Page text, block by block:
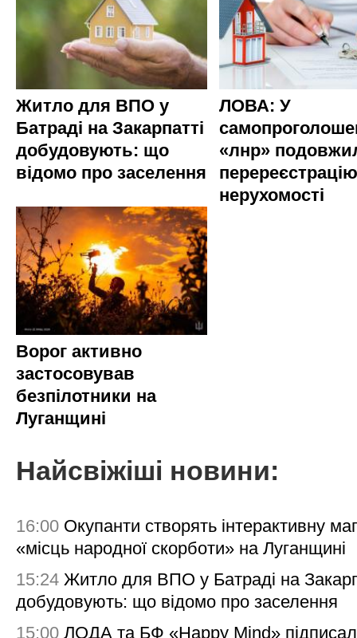
Житло для ВПО у
Батраді на Закарпатті
добудовують: що
відомо про заселення
ЛОВА: У
«лнр»
перереєстрацію
нерухомості
Ворог активно
застосовував
безпілотники на
Луганщині
Найсвіжіші новини:
16:00 Окупанти створять інтерактивну
«місць народної скорботи» на Луганщині
15:24 Житло для ВПО у Батраді на
добудовують: що відомо про заселення
15:00 ЛОДА та БФ «Happy Mind»